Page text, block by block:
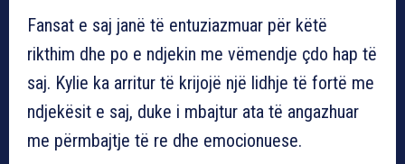
Fansat e saj janë të entuziazmuar për këtë
rikthim dhe po e ndjekin me vëmendje çdo hap të
saj. Kylie ka arritur të krijojë një lidhje të fortë me
ndjekësit e saj, duke i mbajtur ata të angazhuar
me përmbajtje të re dhe emocionuese.